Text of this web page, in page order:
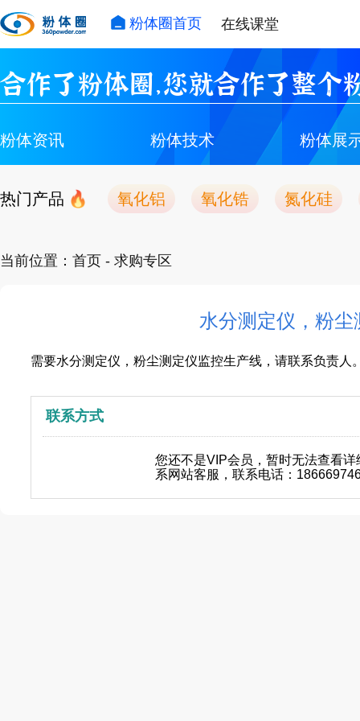
粉体圈首页 在线课堂
合作了粉体圈，您就合作了整个
粉体资讯 粉体技术 粉体展
热门产品 氧化铝 氧化锆 氮化硅
当前位置： 首页 - 求购专区
水分测定仪，粉
需要水分测定仪，粉尘测定仪监控生产线，请联系负责人
联系方式
您还不是VIP会员，暂时无法查看
系网站客服，联系电话：